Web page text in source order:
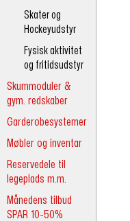
Skater og
Hockeyudstyr
Fysisk aktivitet
og fritidsudstyr
Skummoduler &
gym. redskaber
Garderobesystemer
Møbler og inventar
Reservedele til
legeplads m.m.
Månedens tilbud
SPAR 10-50%